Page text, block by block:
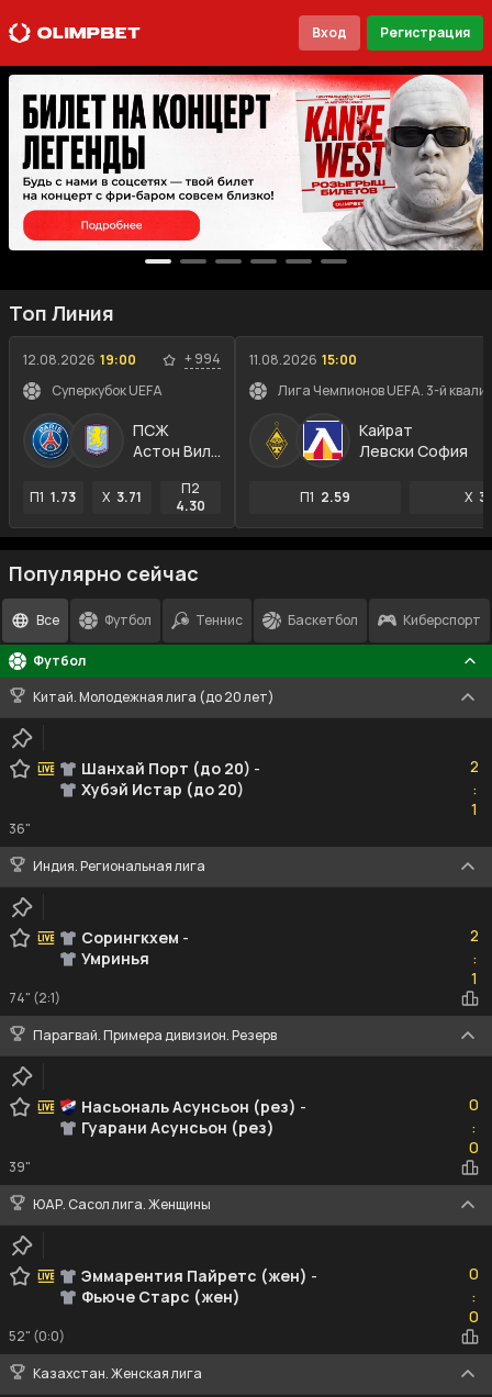
Вход Регистрация
Топ Линия
12.08.2026 19:00 +994
Суперкубок UEFA
ПСЖ
Астон Вилла
П1 1.73 X 3.71
П2
4.30
11.08.2026 15:00
Лига Чемпионов UEFA. 3-й
Кайрат
Левски София
П1 2.59 X
Популярно сейчас
Все Футбол Теннис Баскетбол Киберспорт
Футбол
Китай. Молодежная лига (до 20 лет)
Шанхай Порт (до 20) -
Хубэй Истар (до 20)
2
:1
1
36"
Индия. Региональная лига
Сорингкхем -
Умринья
2
:1
1
74" (2:1)
Парагвай. Примера дивизион. Резерв
Насьональ Асунсьон (рез) -
Гуарани Асунсьон (рез)
0
:0
0
39"
ЮАР. Сасол лига. Женщины
Эммарентия Пайретс (жен) -
Фьюче Старс (жен)
0
:0
0
52" (0:0)
Казахстан. Женская лига